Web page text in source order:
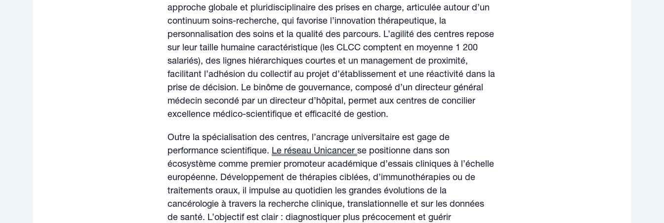
approche globale et pluridisciplinaire des prises en charge, articulée autour d’un
continuum soins-recherche, qui favorise l’innovation thérapeutique, la
personnalisation des soins et la qualité des parcours. L’agilité des centres repose
sur leur taille humaine caractéristique (les CLCC comptent en moyenne 1 200
salariés), des lignes hiérarchiques courtes et un management de proximité,
facilitant l’adhésion du collectif au projet d’établissement et une réactivité dans la
prise de décision. Le binôme de gouvernance, composé d’un directeur général
médecin secondé par un directeur d’hôpital, permet aux centres de concilier
excellence médico-scientifique et efficacité de gestion.
Outre la spécialisation des centres, l’ancrage universitaire est gage de
performance scientifique. Le réseau Unicancerse positionne dans son
écosystème comme premier promoteur académique d’essais cliniques à l’échelle
européenne. Développement de thérapies ciblées, d’immunothérapies ou de
traitements oraux, il impulse au quotidien les grandes évolutions de la
cancérologie à travers la recherche clinique, translationnelle et sur les données
de santé. L’objectif est clair : diagnostiquer plus précocement et guérir